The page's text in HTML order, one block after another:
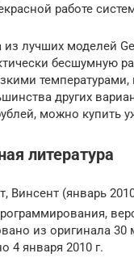
работе
лучших моделей
бесшумную
температурами,
других
можно купить
литература
Винсент (январь
из оригинала 30
4 января 2010 г.